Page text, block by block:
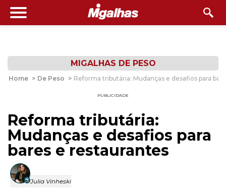
MIGALHAS DE PESO
Home > De Peso > Reforma tributária: Mudanças e desafios para
PUBLICIDADE
Reforma tributária:
Mudanças e desafios para
bares e restaurantes
Julia Vinheski